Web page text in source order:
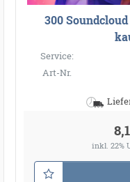
300
Service:
Art-Nr.
inkl. 22%